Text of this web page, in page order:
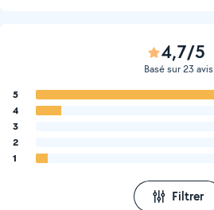
4,7/5
Basé sur 23 avis
5
4
3
2
1
Filtrer